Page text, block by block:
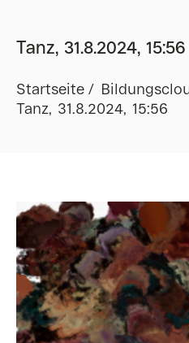
Tanz, 31.8.2024, 15:56
Startseite
Tanz, 31.8.2024, 15:56